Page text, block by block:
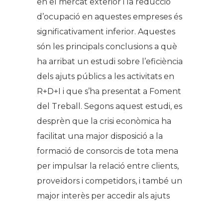
d’ocupació en aquestes empreses és
significativament inferior. Aquestes
són les principals conclusions a què
ha arribat un estudi sobre l’eficiència
dels ajuts públics a les activitats en
R+D+I i que s’ha presentat a Foment
del Treball. Segons aquest estudi, es
desprèn que la crisi econòmica ha
facilitat una major disposició a la
formació de consorcis de tota mena
per impulsar la relació entre clients,
proveïdors i competidors, i també un
major interès per accedir als ajuts